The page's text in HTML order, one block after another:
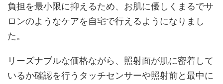
負担を最小限に抑えるため、お肌に優しくまるでサ
ロンのようなケアを自宅で行えるようになりまし
た。
リーズナブルな価格ながら、照射面が肌に密着して
いるか確認を行うタッチセンサーや照射前と最中に